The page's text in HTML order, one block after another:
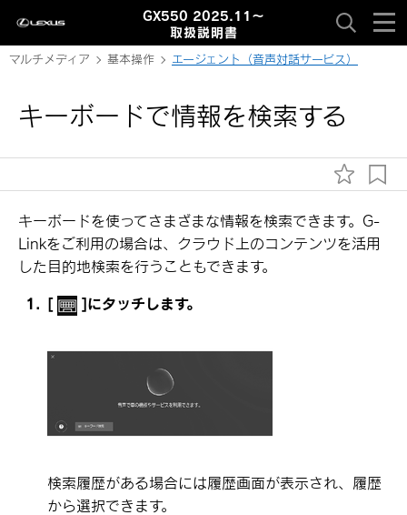
GX550 2025.11～
取扱説明書
マルチメディア 基本操作 エージェント（音声対話サービス）
キーボードで情報を検索する
キーボードを使ってさまざまな情報を検索できます。G-
Linkをご利用の場合は、クラウド上のコンテンツを活用
した目的地検索を行うこともできます。
[‍ ‍]にタッチします。
検索履歴がある場合には履歴画面が表示され、履歴
から選択できます。